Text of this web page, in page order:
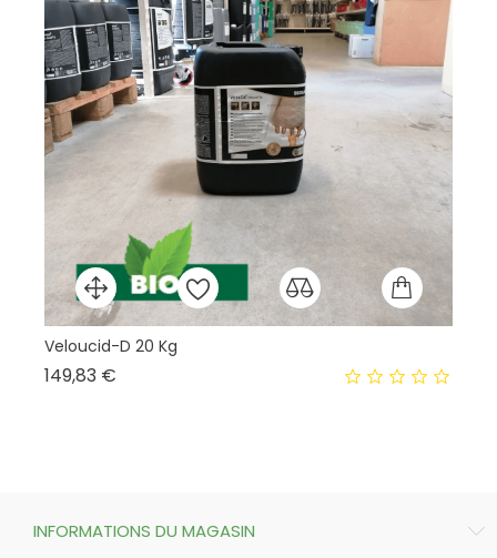
Veloucid-D 20 Kg
149,83 €
INFORMATIONS DU MAGASIN